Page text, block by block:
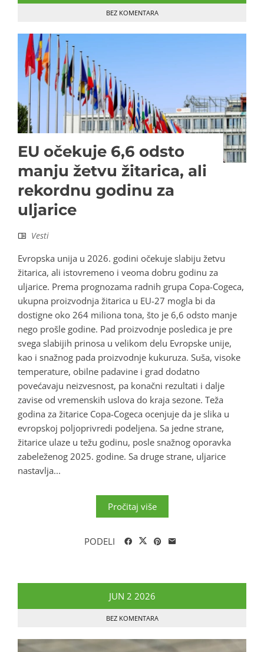
BEZ KOMENTARA
EU očekuje 6,6 odsto
manju žetvu žitarica, ali
rekordnu godinu za
uljarice
Vesti
Evropska unija u 2026. godini očekuje slabiju žetvu
žitarica, ali istovremeno i veoma dobru godinu za
uljarice. Prema prognozama radnih grupa Copa-Cogeca,
ukupna proizvodnja žitarica u EU-27 mogla bi da
dostigne oko 264 miliona tona, što je 6,6 odsto manje
nego prošle godine. Pad proizvodnje posledica je pre
svega slabijih prinosa u velikom delu Evropske unije,
kao i snažnog pada proizvodnje kukuruza. Suša, visoke
temperature, obilne padavine i grad dodatno
povećavaju neizvesnost, pa konačni rezultati i dalje
zavise od vremenskih uslova do kraja sezone. Teža
godina za žitarice Copa-Cogeca ocenjuje da je slika u
evropskoj poljoprivredi podeljena. Sa jedne strane,
žitarice ulaze u težu godinu, posle snažnog oporavka
zabeleženog 2025. godine. Sa druge strane, uljarice
nastavlja...
Pročitaj više
PODELI
JUN 2 2026
BEZ KOMENTARA